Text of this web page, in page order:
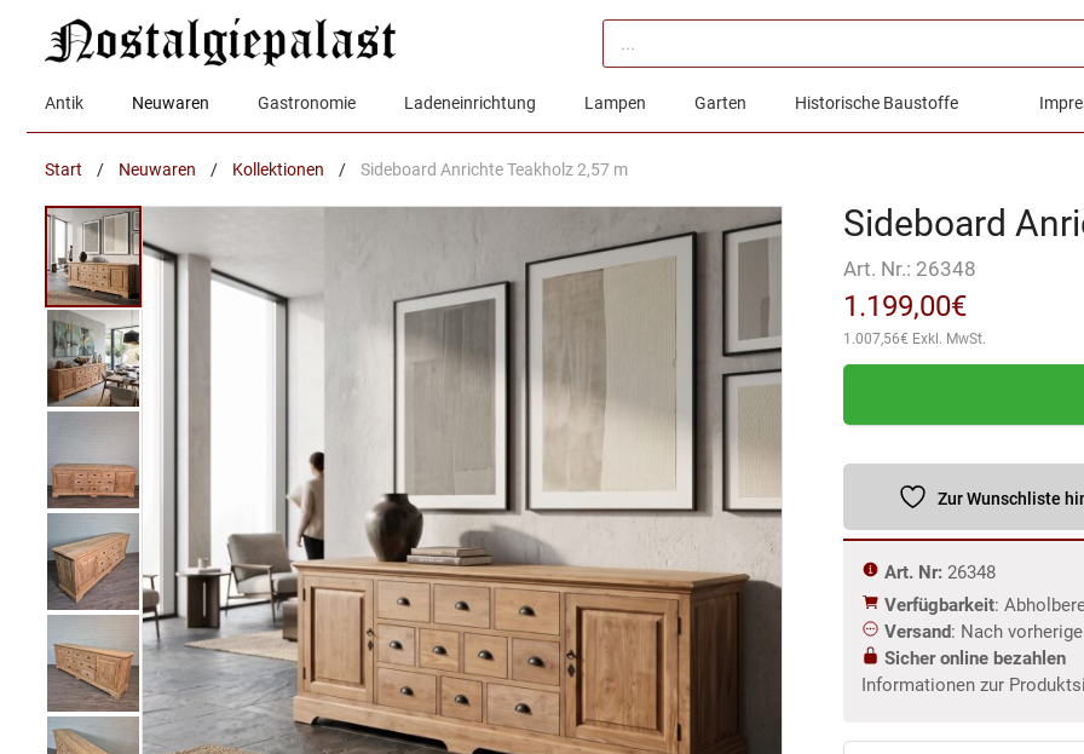
Products
search
Antik Neuwaren Gastronomie Ladeneinrichtung Lampen Garten Historische Baustoffe
Start / Neuwaren / Kollektionen / Sideboard Anrichte Teakholz 2,57 m
Sideboard
Art. Nr.: 26348
1.199,00€
1.007,56€ Exkl. MwSt.
Zur Wunschliste
Art. Nr:26348
Verfügbarkeit:
Versand: Nach
Sicher online bezahlen
Informationen zur